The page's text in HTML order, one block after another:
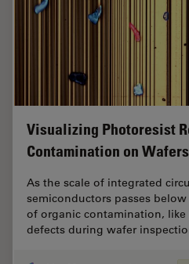
Visualizing Photoresist
Contamination on Wafers
As the scale of integrated
semiconductors passes
of organic contamination,
defects during wafer